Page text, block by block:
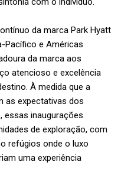
da marca Park Hyatt
Pacífico e Américas
da marca aos
atencioso e excelência
À medida que a
as expectativas dos
essas inaugurações
de exploração, com
refúgios onde o luxo
uma experiência